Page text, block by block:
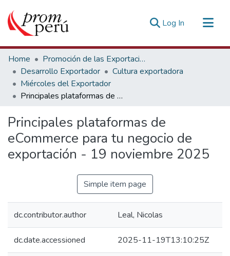
Log In (current)
Communities & Collections
All of DSpace
Statistics
Estadísticas Externas
Home
Promoción de las Exportaciones
Desarrollo Exportador
Cultura exportadora
Miércoles del Exportador
Principales plataformas de eCommerce para tu negocio de exportación - 19 noviembre 2025
Principales plataformas de
eCommerce para tu negocio de
exportación - 19 noviembre 2025
Simple item page
dc.contributor.author Leal, Nicolas
dc.date.accessioned 2025-11-19T13:10:25Z